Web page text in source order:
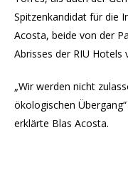
Spitzenkandidat für die
Acosta, beide von der
Abrisses der RIU Hotels
„Wir werden nicht
ökologischen
erklärte Blas Acosta.